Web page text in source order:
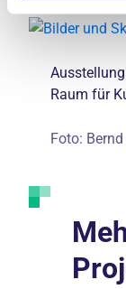
Raum für
Foto: